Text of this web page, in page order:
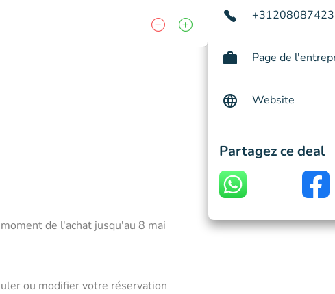
de l'achat jusqu'au 8 mai
ou modifier votre réservation
+31208087423
Page de
Website
Partagez ce deal